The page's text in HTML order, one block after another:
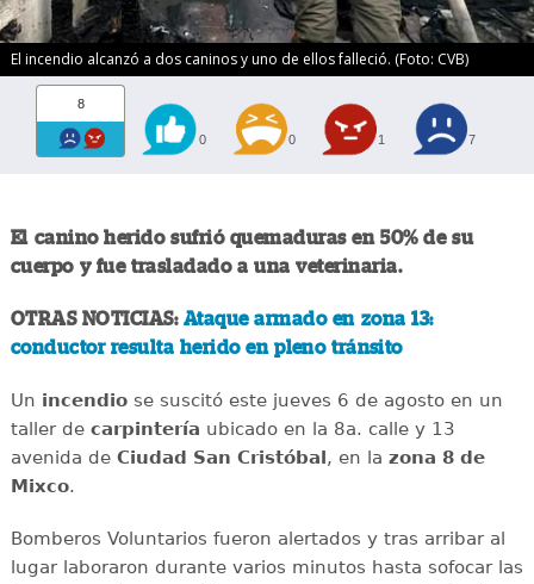
El incendio alcanzó a dos caninos y uno de ellos falleció. (Foto: CVB)
8
0 0 1 7
El canino herido sufrió quemaduras en 50% de su
cuerpo y fue trasladado a una veterinaria.
OTRAS NOTICIAS: Ataque armado en zona 13:
conductor resulta herido en pleno tránsito
Un incendiose suscitó este jueves 6 de agosto en un
taller de carpintería ubicado en la 8a. calle y 13
avenida de Ciudad San Cristóbal , en la zona 8 de
Mixco.
Bomberos Voluntarios fueron alertados y tras arribar al
lugar laboraron durante varios minutos hasta sofocar las